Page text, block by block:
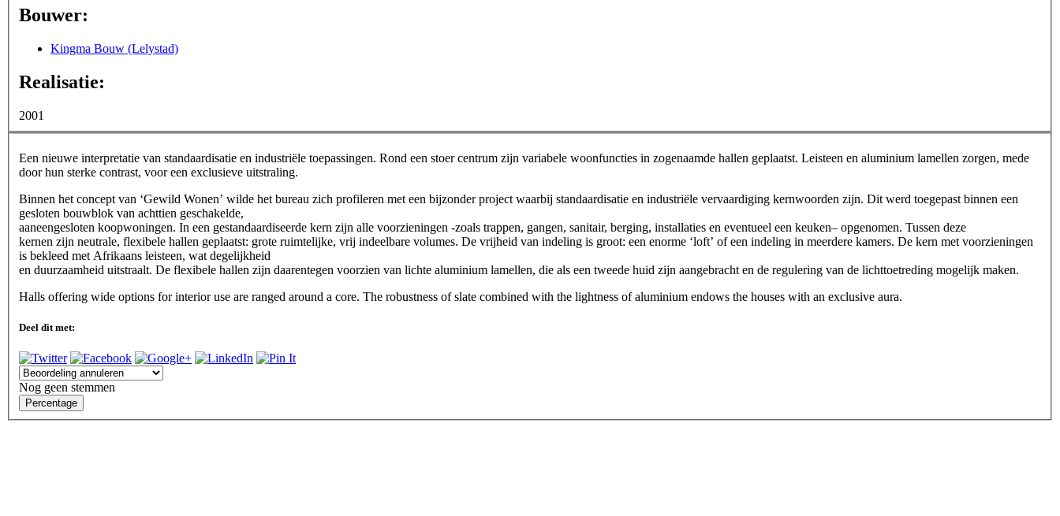
Bouwer:
Kingma Bouw (Lelystad)
Realisatie:
2001
Een nieuwe interpretatie van standaardisatie en industriële toepassingen. Rond een stoer centrum zijn variabele woonfuncties in zogenaamde hallen geplaatst. Leisteen en aluminium lamellen zorgen, mede
door hun sterke contrast, voor een exclusieve uitstraling.
Binnen het concept van ‘Gewild Wonen’ wilde het bureau zich profileren met een bijzonder project waarbij standaardisatie en industriële vervaardiging kernwoorden zijn. Dit werd toegepast binnen een
gesloten bouwblok van achttien geschakelde,
aaneengesloten koopwoningen. In een gestandaardiseerde kern zijn alle voorzieningen -zoals trappen, gangen, sanitair, berging, installaties en eventueel een keuken– opgenomen. Tussen deze
kernen zijn neutrale, flexibele hallen geplaatst: grote ruimtelijke, vrij indeelbare volumes. De vrijheid van indeling is groot: een enorme ‘loft’ of een indeling in meerdere kamers. De kern met voorzieningen
is bekleed met Afrikaans leisteen, wat degelijkheid
en duurzaamheid uitstraalt. De flexibele hallen zijn daarentegen voorzien van lichte aluminium lamellen, die als een tweede huid zijn aangebracht en de regulering van de lichttoetreding mogelijk maken.
Halls offering wide options for interior use are ranged around a core. The robustness of slate combined with the lightness of aluminium endows the houses with an exclusive aura.
Deel dit met:
Nog geen stemmen